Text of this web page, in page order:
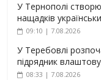
У Тернополі
нащадків
09:10 | 7.08.2026
У Теребовлі
підрядник
08:33 | 7.08.2026